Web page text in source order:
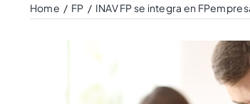
Home FP INAV FP se integra en